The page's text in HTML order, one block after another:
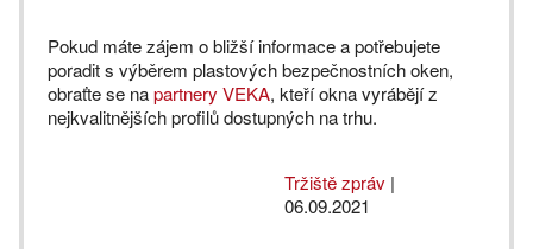
Pokud máte zájem o bližší informace a potřebujete
poradit s výběrem plastových bezpečnostních oken,
obraťte se napartnery VEKA, kteří okna vyrábějí z
nejkvalitnějších profilů dostupných na trhu.
Tržiště zpráv |
06.09.2021